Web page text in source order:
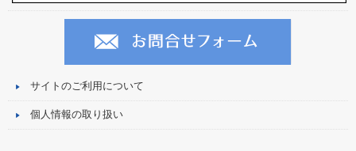
サイトのご利用について
個人情報の取り扱い